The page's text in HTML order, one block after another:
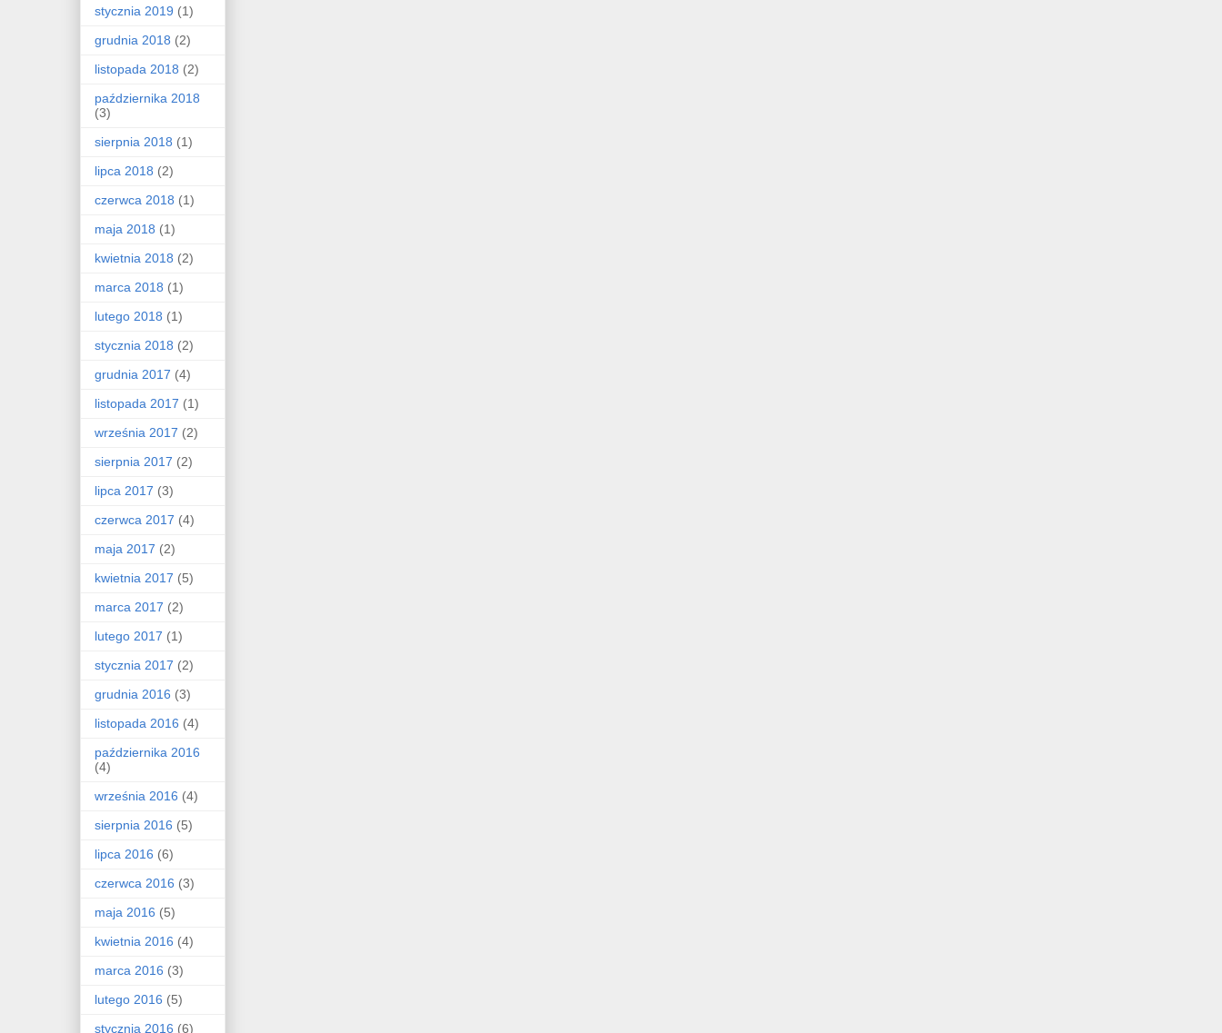
stycznia 2019 (1)
grudnia 2018 (2)
listopada 2018 (2)
października 2018
(3)
sierpnia 2018 (1)
lipca 2018 (2)
czerwca 2018 (1)
maja 2018 (1)
kwietnia 2018 (2)
marca 2018 (1)
lutego 2018 (1)
stycznia 2018 (2)
grudnia 2017 (4)
listopada 2017 (1)
września 2017 (2)
sierpnia 2017 (2)
lipca 2017 (3)
czerwca 2017 (4)
maja 2017 (2)
kwietnia 2017 (5)
marca 2017 (2)
lutego 2017 (1)
stycznia 2017 (2)
grudnia 2016 (3)
listopada 2016 (4)
października 2016
(4)
września 2016 (4)
sierpnia 2016 (5)
lipca 2016 (6)
czerwca 2016 (3)
maja 2016 (5)
kwietnia 2016 (4)
marca 2016 (3)
lutego 2016 (5)
stycznia 2016 (6)